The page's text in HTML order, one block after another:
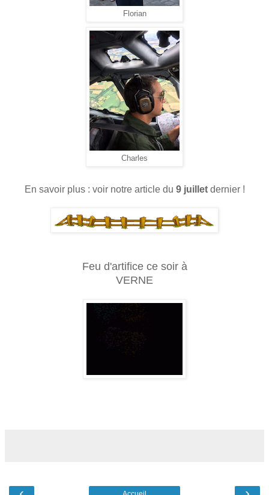
Florian
Charles
En savoir plus : voir notre article du 9 juilletdernier !
Feu d'artifice ce soir à
VERNE